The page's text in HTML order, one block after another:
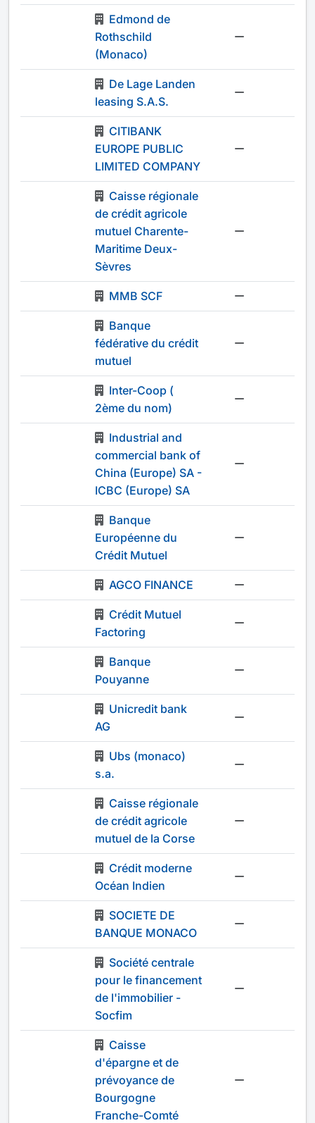
Edmond de
Rothschild
(Monaco)
De Lage Landen
leasing S.A.S.
CITIBANK
EUROPE PUBLIC
LIMITED COMPANY
Caisse régionale
de crédit agricole
mutuel Charente-
Maritime Deux-
Sèvres
MMB SCF
Banque
fédérative du crédit
mutuel
Inter-Coop (
2ème du nom)
Industrial and
commercial bank of
China (Europe) SA -
ICBC (Europe) SA
Banque
Européenne du
Crédit Mutuel
AGCO FINANCE
Crédit Mutuel
Factoring
Banque
Pouyanne
Unicredit bank
AG
Ubs (monaco)
s.a.
Caisse régionale
de crédit agricole
mutuel de la Corse
Crédit moderne
Océan Indien
SOCIETE DE
BANQUE MONACO
Société centrale
pour le financement
de l'immobilier -
Socfim
Caisse
d'épargne et de
prévoyance de
Bourgogne
Franche-Comté